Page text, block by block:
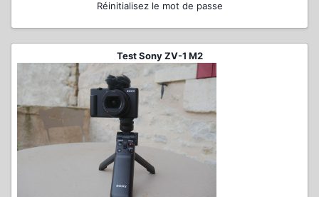
Réinitialisez le mot de passe
Test Sony ZV-1 M2